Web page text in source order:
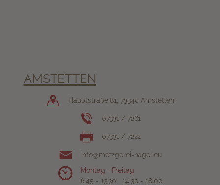
AMSTETTEN
Hauptstraße 81, 73340 Amstetten
07331 / 7261
07331 / 7222
info@metzgerei-nagel.eu
Montag - Freitag
6:45 - 13:30 14:30 - 18:00